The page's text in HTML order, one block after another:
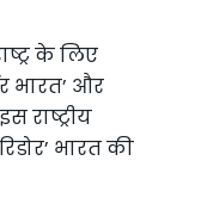
के लिए
भारत’ और
राष्ट्रीय
भारत की